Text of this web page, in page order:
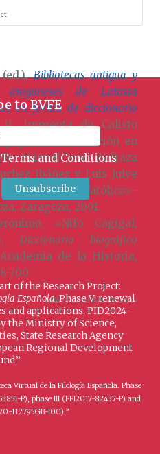
de,
Mariano Nipho, Talleres
(ed.),Bibliotecas antigua y
de Latassa
en forma de diccionario
Imprenta de Calisto
410-413. Edición en
Manuel José Pedraza
Ibáñez y Luis Julve
el Católico»-
Zaragoza, 2001.
«Nifo Cagigal,
Diccionario biográfico
de la Historia,
700.
Leticia González Corrales
to BVFE
Terms and Conditions
of the Research Project:
Española. Phase V: renewal
and applications. PID2024-
the Ministry of Science,
State Research Agency
Regional Development
Virtual de la Filología Española. Phase
P), phase III (FFI2017-82437-P) and
112795GB-I00).”